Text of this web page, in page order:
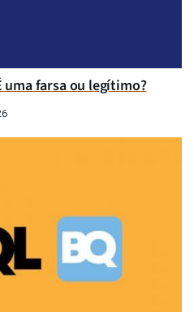
uma farsa ou legítimo?